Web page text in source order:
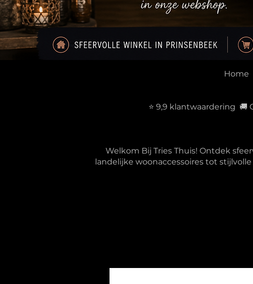
Home
⭐ 9,9 klantwaardering
Welkom Bij Tries Thuis! Ontdek
landelijke woonaccessoires tot